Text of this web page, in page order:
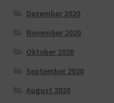
Dezember 2020
November 2020
Oktober 2020
September 2020
August 2020